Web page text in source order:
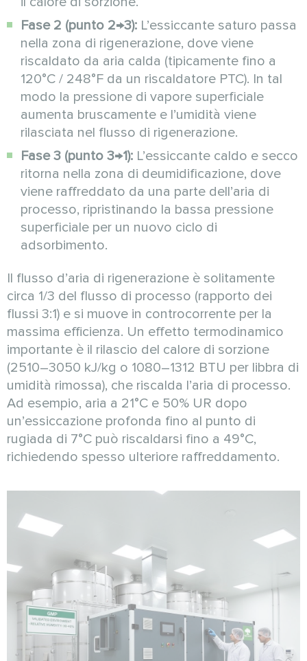
Fase 2 (punto 2→3): L’essiccante saturo passa
nella zona di rigenerazione, dove viene
riscaldato da aria calda (tipicamente fino a
120°C / 248°F da un riscaldatore PTC). In tal
modo la pressione di vapore superficiale
aumenta bruscamente e l’umidità viene
rilasciata nel flusso di rigenerazione.
Fase 3 (punto 3→1): L’essiccante caldo e secco
ritorna nella zona di deumidificazione, dove
viene raffreddato da una parte dell’aria di
processo, ripristinando la bassa pressione
superficiale per un nuovo ciclo di
adsorbimento.
Il flusso d’aria di rigenerazione è solitamente
circa 1/3 del flusso di processo (rapporto dei
flussi 3:1) e si muove in controcorrente per la
massima efficienza. Un effetto termodinamico
importante è il rilascio del calore di sorzione
(2510–3050 kJ/kg o 1080–1312 BTU per libbra di
umidità rimossa), che riscalda l’aria di processo.
Ad esempio, aria a 21°C e 50% UR dopo
un’essiccazione profonda fino al punto di
rugiada di 7°C può riscaldarsi fino a 49°C,
richiedendo spesso ulteriore raffreddamento.